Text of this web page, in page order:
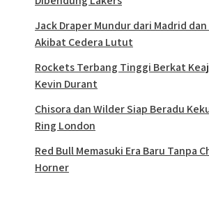
Jack Draper Mundur dari Madrid dan
Akibat Cedera Lutut
Rockets Terbang Tinggi Berkat
Kevin Durant
Chisora dan Wilder Siap Beradu
Ring London
Red Bull Memasuki Era Baru Tanpa
Horner